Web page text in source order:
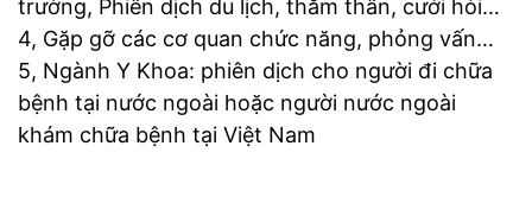
trường, Phiên dịch du lịch, thăm thân, cưới hỏi…
4, Gặp gỡ các cơ quan chức năng, phỏng vấn…
5, Ngành Y Khoa: phiên dịch cho người đi chữa
bệnh tại nước ngoài hoặc người nước ngoài
khám chữa bệnh tại Việt Nam